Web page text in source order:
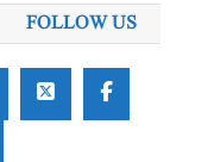
FOLLOW US